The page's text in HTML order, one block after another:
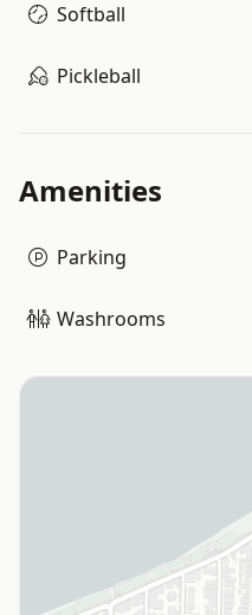
Softball
Pickleball
Amenities
Parking
Washrooms